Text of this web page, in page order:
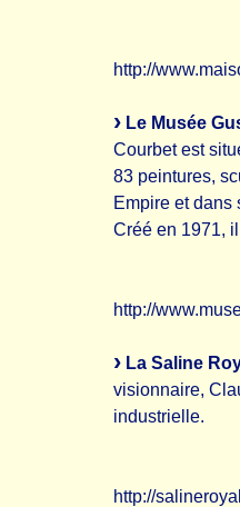
http://
Le Musée
Courbet est
83 peintures,
Empire et dans
Créé en 1971,
http://
La Saline
visionnaire,
industrielle.
http://